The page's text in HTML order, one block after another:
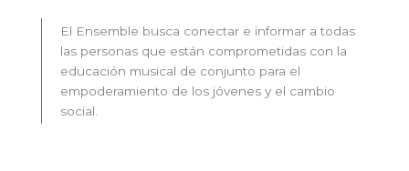
El Ensemble busca conectar e informar a todas
las personas que están comprometidas con la
educación musical de conjunto para el
empoderamiento de los jóvenes y el cambio
social.